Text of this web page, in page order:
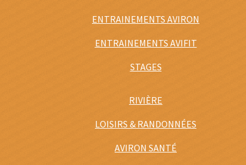
ENTRAINEMENTS AVIRON
ENTRAINEMENTS AVIFIT
STAGES
RIVIÈRE
LOISIRS & RANDONNÉES
AVIRON SANTÉ